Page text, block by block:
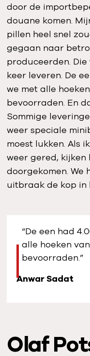
door de
douane komen.
pillen heel snel
gegaan naar
produceerden.
keer leveren. De
we met alle
bevoorraden. En
Sommige
weer speciale
moest lukken. Als
weer gered, kijken
doorgekomen. We
uitbraak de kop in
“De een had
alle hoeken
bevoorraden.”
Anwar Sadat
Olaf